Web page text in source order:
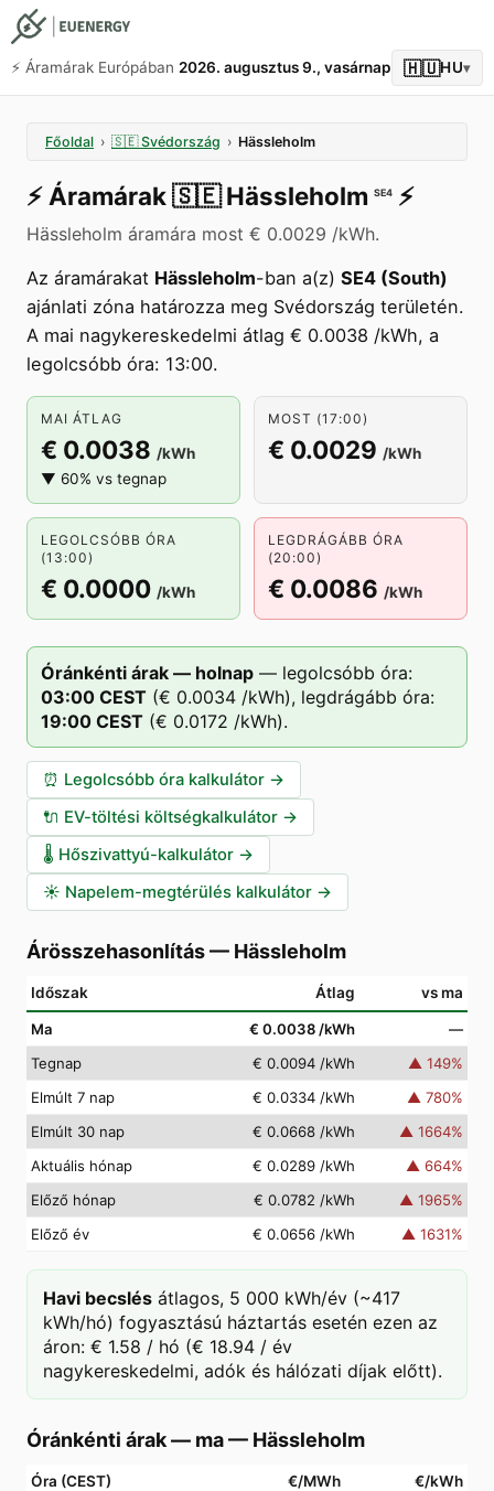
⚡️ Áramárak Európában 2026. augusztus 9., vasárnap 🇭🇺HU▾
Főoldal › 🇸🇪 Svédország › Hässleholm
⚡️ Áramárak🇸🇪 Hässleholm SE4 ⚡️
Hässleholm áramára most € 0.0029 /kWh.
Az áramárakat Hässleholm-ban a(z) SE4 (South)
ajánlati zóna határozza meg Svédország területén.
A mai nagykereskedelmi átlag € 0.0038 /kWh, a
legolcsóbb óra: 13:00.
MAI ÁTLAG
€ 0.0038 /kWh
▼ 60% vs tegnap
MOST (17:00)
€ 0.0029 /kWh
LEGOLCSÓBB ÓRA
(13:00)
€ 0.0000 /kWh
LEGDRÁGÁBB ÓRA
(20:00)
€ 0.0086 /kWh
Óránkénti árak — holnap — legolcsóbb óra:
03:00 CEST (€ 0.0034 /kWh), legdrágább óra:
19:00 CEST (€ 0.0172 /kWh).
⏰ Legolcsóbb óra kalkulátor →
🔌 EV-töltési költségkalkulátor →
🌡️ Hőszivattyú-kalkulátor →
☀️ Napelem-megtérülés kalkulátor →
Árösszehasonlítás— Hässleholm
Időszak Átlag vs ma
Ma € 0.0038 /kWh
—
Tegnap
€ 0.0094 /kWh ▲ 149%
Elmúlt 7 nap
€ 0.0334 /kWh ▲ 780%
Elmúlt 30 nap
€ 0.0668 /kWh ▲ 1664%
Aktuális hónap
€ 0.0289 /kWh ▲ 664%
Előző hónap
€ 0.0782 /kWh ▲ 1965%
Előző év
€ 0.0656 /kWh ▲ 1631%
Havi becslés átlagos, 5 000 kWh/év (~417
kWh/hó) fogyasztású háztartás esetén ezen az
áron: € 1.58 / hó (€ 18.94 / év
nagykereskedelmi, adók és hálózati díjak előtt).
Óránkénti árak — ma— Hässleholm
Óra (CEST) €/MWh €/kWh